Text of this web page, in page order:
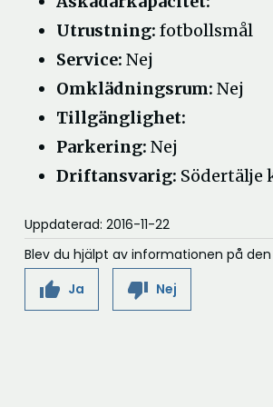
Utrustning: fotbollsmål
Service: Nej
Omklädningsrum: Nej
Tillgänglighet:
Parkering: Nej
Driftansvarig: Södertälje
Uppdaterad: 2016-11-22
Blev du hjälpt av informationen på den
thumb_up Ja thumb_down Nej